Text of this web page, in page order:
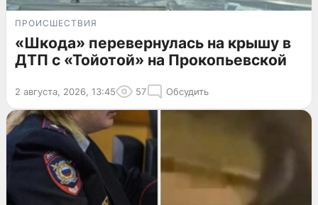
ПРОИСШЕСТВИЯ
«Шкода» перевернулась на крышу в
ДТП с «Тойотой» на Прокопьевской
2 августа, 2026, 13:45 57 Обсудить